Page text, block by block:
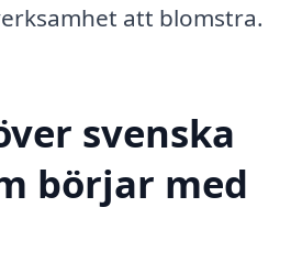
att blomstra.
svenska
börjar med